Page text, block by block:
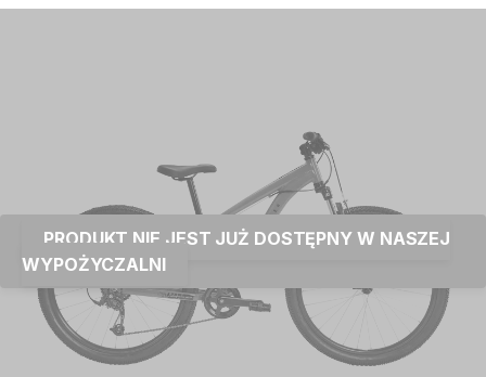
PRODUKT NIE JEST JUŻ DOSTĘPNY W NASZEJ
WYPOŻYCZALNI